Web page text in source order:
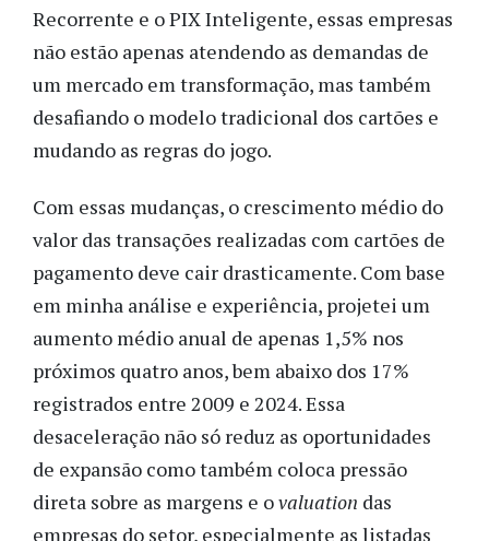
Recorrente e o PIX Inteligente, essas empresas
não estão apenas atendendo as demandas de
um mercado em transformação, mas também
desafiando o modelo tradicional dos cartões e
mudando as regras do jogo.
Com essas mudanças, o crescimento médio do
valor das transações realizadas com cartões de
pagamento deve cair drasticamente. Com base
em minha análise e experiência, projetei um
aumento médio anual de apenas 1,5% nos
próximos quatro anos, bem abaixo dos 17%
registrados entre 2009 e 2024. Essa
desaceleração não só reduz as oportunidades
de expansão como também coloca pressão
direta sobre as margens e ovaluation das
empresas do setor, especialmente as listadas